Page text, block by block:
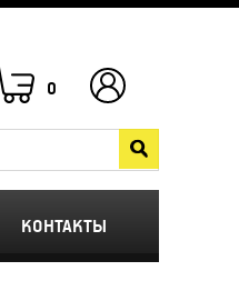
0
КОНТАКТЫ